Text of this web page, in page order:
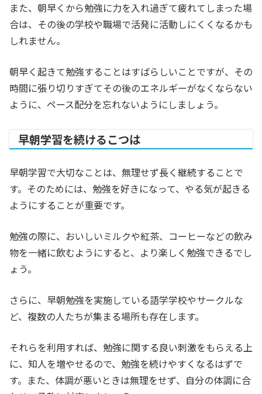
また、朝早くから勉強に力を入れ過ぎて疲れてしまった場
合は、その後の学校や職場で活発に活動しにくくなるかも
しれません。
朝早く起きて勉強することはすばらしいことですが、その
時間に張り切りすぎてその後のエネルギーがなくならない
ように、ペース配分を忘れないようにしましょう。
早朝学習を続けるこつは
早朝学習で大切なことは、無理せず長く継続することで
す。そのためには、勉強を好きになって、やる気が起きる
ようにすることが重要です。
勉強の際に、おいしいミルクや紅茶、コーヒーなどの飲み
物を一緒に飲むようにすると、より楽しく勉強できるでし
ょう。
さらに、早朝勉強を実施している語学学校やサークルな
ど、複数の人たちが集まる場所も存在します。
それらを利用すれば、勉強に関する良い刺激をもらえる上
に、知人を増やせるので、勉強を続けやすくなるはずで
す。また、体調が悪いときは無理をせず、自分の体調に合